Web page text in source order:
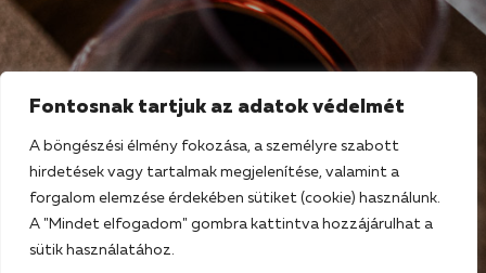
Fontosnak tartjuk az adatok védelmét
A böngészési élmény fokozása, a személyre szabott
hirdetések vagy tartalmak megjelenítése, valamint a
forgalom elemzése érdekében sütiket (cookie) használunk.
A "Mindet elfogadom" gombra kattintva hozzájárulhat a
sütik használatához.